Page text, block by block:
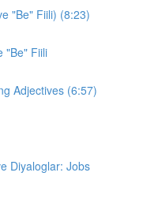
"Be" Fiili) (8:23)
"Be" Fiili
Adjectives (6:57)
Diyaloglar: Jobs